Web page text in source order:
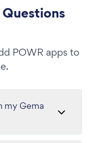
POWR apps to
my Gema